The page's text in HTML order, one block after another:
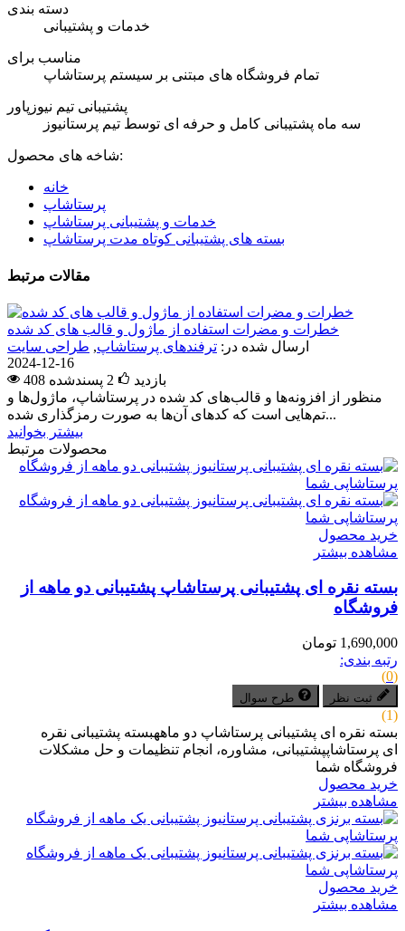
دسته بندی
خدمات و پشتیبانی
مناسب برای
تمام فروشگاه های مبتنی بر سیستم پرستاشاپ
پشتیبانی تیم نیوزپاور
سه ماه پشتیبانی کامل و حرفه ای توسط تیم پرستانیوز
شاخه های محصول:
خانه
پرستاشاپ
خدمات و پشتیبانی پرستاشاپ
بسته های پشتیبانی کوتاه مدت پرستاشاپ
مقالات مرتبط
خطرات و مضرات استفاده از ماژول و قالب های کد شده
ارسال شده در: ترفندهای پرستاشاپ, طراحی سایت
2024-12-16
408 بازدید
2 پسندشده
منظور از افزونه‌ها و قالب‌های کد شده در پرستاشاپ، ماژول‌ها و
تم‌هایی است که کدهای آن‌ها به صورت رمزگذاری شده...
بیشتر بخوانید
محصولات مرتبط
خرید محصول
مشاهده بیشتر
بسته نقره ای پشتیبانی پرستاشاپ پشتیبانی دو ماهه از
فروشگاه
1,690,000 تومان
رتبه بندی:
(0)
ثبت نظر طرح سوال
(1)
بسته نقره ای پشتیبانی پرستاشاپ دو ماههبسته پشتیبانی نقره
ای پرستاشاپپشتیبانی، مشاوره، انجام تنظیمات و حل مشکلات
فروشگاه شما
خرید محصول
مشاهده بیشتر
خرید محصول
مشاهده بیشتر